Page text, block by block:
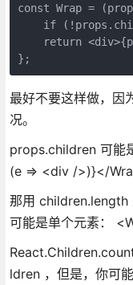
const Wrap =
if
return
};
最好不要这样做，因
况。
props.children 可能
(e => <div />)}</
那用 children.length
可能是单个元素：
ldren ，但是，你可